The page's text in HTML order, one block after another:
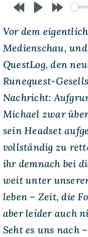
10s
10s
Vor dem
Medienschau,
QuestLog, den
Runequest-
Nachricht:
Michael zwar
sein Headset
vollständig zu
ihr demnach bei
weit unter
leben – Zeit, die
aber leider auch
Seht es uns nach